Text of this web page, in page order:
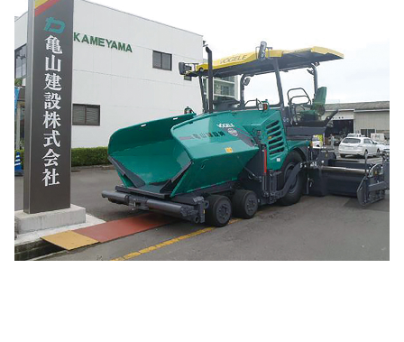
会社案内
商品・サービス
導入事例
採用情報
よくあるご質問
English